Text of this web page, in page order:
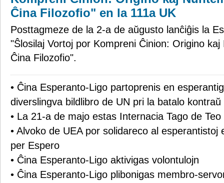
Ĉina Filozofio" en la 111a UK
Posttagmeze de la 2-a de aŭgusto lanĉiĝis la
"Ŝlosilaj Vortoj por Kompreni Ĉinion: Origino
Ĉina Filozofio".
• Ĉina Esperanto-Ligo partoprenis en
diverslingva bildlibro de UN pri la batalo
• La 21-a de majo estas Internacia Tago de Teo
• Alvoko de UEA por solidareco al esperantistoj
per Espero
• Ĉina Esperanto-Ligo aktivigas volontulojn
• Ĉina Esperanto-Ligo plibonigas membro-